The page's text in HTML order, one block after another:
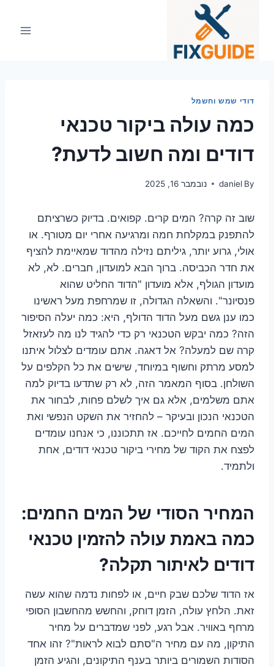
דודי שמש וחשמל
כמה עולה ביקור טכנאי
דודים ומה חשוב לדעת?
By
daniel נובמבר 16, 2025
שוב זה קרה? המים קרים. קפואים. בדיוק כשרציתם
להתפנק במקלחת חמה ומרגיעה אחרי יום מטורף. או
אולי, גרוע יותר, גיליתם נזילה מהדוד שמאיימת להציף
את חדר הכביסה. ברוך הבא למועדון, חברים. לא, לא
מועדון הגולף, אלא מועדון "הדוד החליט שהוא
פנסיונר". והשאלה הגדולה, זו שמרחפת מעל ראשינו
כמו ענן גשם מעל הדוד הדולף, היא: כמה יעלה הסיפור
הזה? כמה יבקש הטכנאי רק כדי להגיד לנו מה לעזאזל
קרה שם למעלה? אל דאגה. אתם עומדים לצלול איתנו
למסע מרתק וחשוף במיוחד, שישים את כל הקלפים על
השולחן. בסוף המאמר הזה, לא רק שתדעו בדיוק למה
אתם משלמים, אלא גם איך לשלם פחות, לבחור את
הטכנאי הנכון ובעיקר – להחזיר את השקט הנפשי ואת
המים החמים לחייכם. אז תתכוננו, כי אנחנו עומדים
לפצח את הקוד של מחירי ביקור טכנאי דודים, אחת
ולתמיד.
המחיר הסודי של המים החמים:
כמה באמת עולה להזמין טכנאי
דודים לאיתור תקלה?
אז הדוד שלכם שבק חיים, או לפחות נדמה שהוא עשה
זאת. הלחץ עולה, הזמן דוחק, והחשש מהחשבון הסופי
מרחף באוויר. אבל רגע, לפני שמדברים על מחיר
התיקון, מה עם מחיר ה"סתם לבוא לראות"? זהו אחד
הסודות השמורים ביותר בענף התיקונים, והגיע הזמן